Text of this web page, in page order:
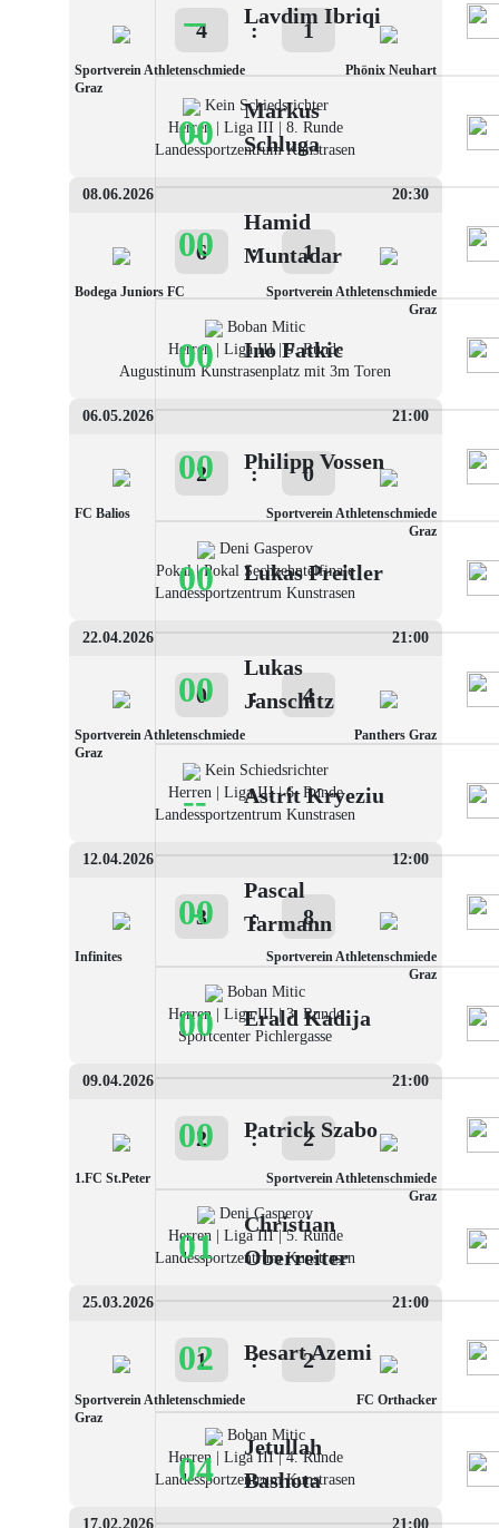
4 : 1
Sportverein Athletenschmiede
Graz
Phönix Neuhart
Kein Schiedsrichter
Herren | Liga III | 8. Runde
Landessportzentrum Kunstrasen
08.06.2026 20:30
6 : 1
Bodega Juniors FC
Sportverein Athletenschmiede
Graz
Boban Mitic
Herren | Liga III | 9. Runde
Augustinum Kunstrasenplatz mit 3m Toren
06.05.2026 21:00
2 : 0
FC Balios
Sportverein Athletenschmiede
Graz
Deni Gasperov
Pokal | Pokal Sechzehntelfinale
Landessportzentrum Kunstrasen
22.04.2026 21:00
0 : 4
Sportverein Athletenschmiede
Graz
Panthers Graz
Kein Schiedsrichter
Herren | Liga III | 6. Runde
Landessportzentrum Kunstrasen
12.04.2026 12:00
3 : 8
Infinites
Sportverein Athletenschmiede
Graz
Boban Mitic
Herren | Liga III | 3. Runde
Sportcenter Pichlergasse
09.04.2026 21:00
2 : 2
1.FC St.Peter
Sportverein Athletenschmiede
Graz
Deni Gasperov
Herren | Liga III | 5. Runde
Landessportzentrum Kunstrasen
25.03.2026 21:00
1 : 2
Sportverein Athletenschmiede
Graz
FC Orthacker
Boban Mitic
Herren | Liga III | 4. Runde
Landessportzentrum Kunstrasen
17.02.2026 21:00
-
--
-
Lavdim Ibriqi
00
Markus
Schluga
00
Hamid
Muntadar
00 Ino Fatkic
00 Philipp Vossen
00 Lukas Preitler
00
Lukas
Janschitz
--
-
Astrit Kryeziu
00
Pascal
Tarmann
00 Erald Kadija
00 Patrick Szabo
01
Christian
Oberreiter
02 Besart Azemi
04
Jetullah
Bashota